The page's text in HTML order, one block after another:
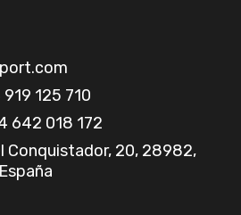
125 710
642 018 172
Conquistador, 20, 28982,